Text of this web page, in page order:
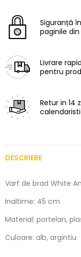
Siguranță
paginile
Livrare
pentru
Retur in 14
DESCRIERE
Varf de brad White
Inaltime: 45 cm
Material: portelan,
Culoare: alb, argintiu